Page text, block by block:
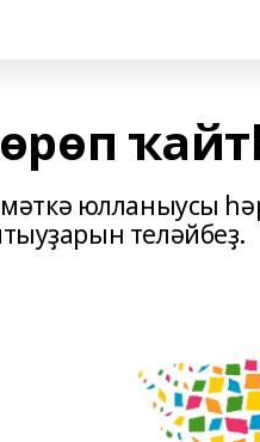
юлланыусы
теләйбеҙ.